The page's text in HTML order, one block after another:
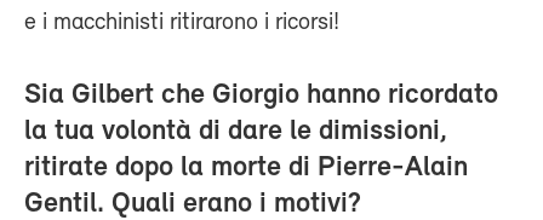
e i macchinisti ritirarono i ricorsi!
Sia Gilbert che Giorgio hanno ricordato
la tua volontà di dare le dimissioni,
ritirate dopo la morte di Pierre-Alain
Gentil. Quali erano i motivi?